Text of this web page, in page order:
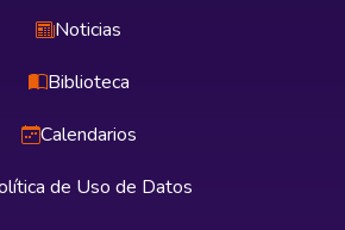
Noticias
Biblioteca
Calendarios
de Uso de Datos